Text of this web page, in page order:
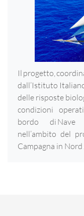
Il progetto,
dall’Istituto
delle risposte
condizioni
bordo di Nave
nell’ambito del
Campagna in